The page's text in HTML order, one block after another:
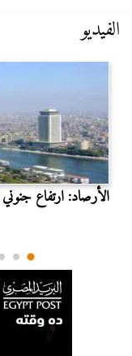
الفيديو
الأرصاد: ارتفاع جنوني في